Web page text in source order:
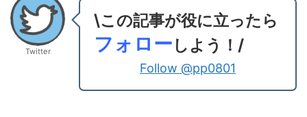
Twitter
\この記事が役に立ったら
フォロー しよう！/
Follow @pp0801